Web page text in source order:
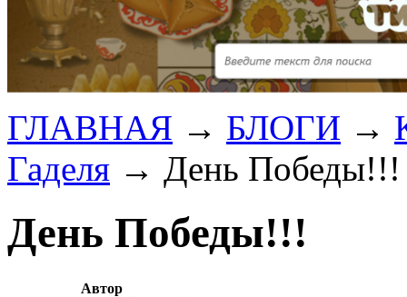
ГЛАВНАЯ → БЛОГИ →
Гаделя → День Победы!!!
День Победы!!!
Автор